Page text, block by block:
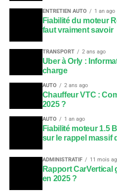
ENTRETIEN AUTO 1 an ago
Fiabilité du moteur
faut vraiment savoir
TRANSPORT 2 ans ago
Uber à Orly :
charge
AUTO 2 ans ago
Chauffeur VTC :
2025 ?
AUTO 1 an ago
Fiabilité moteur 1.5
sur le rappel massif
ADMINISTRATIF 11 mois
Rapport CarVertical
en 2025 ?